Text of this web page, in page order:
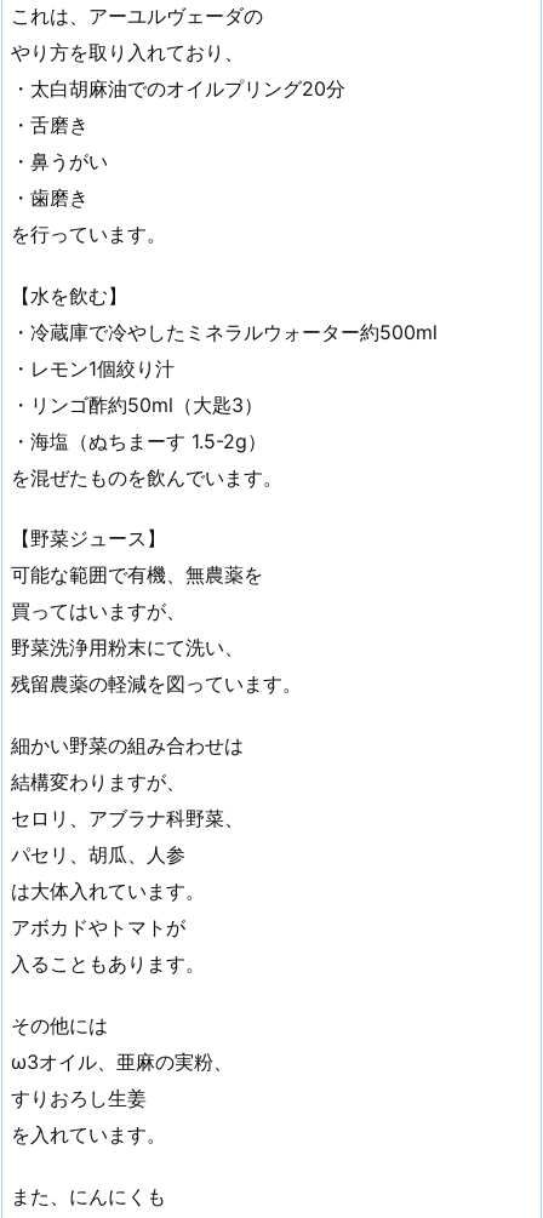
これは、アーユルヴェーダの
やり方を取り入れており、
・太白胡麻油でのオイルプリング20分
・舌磨き
・鼻うがい
・歯磨き
を行っています。
【水を飲む】
・冷蔵庫で冷やしたミネラルウォーター約500ml
・レモン1個絞り汁
・リンゴ酢約50ml（大匙3）
・海塩（ぬちまーす 1.5-2g）
を混ぜたものを飲んでいます。
【野菜ジュース】
可能な範囲で有機、無農薬を
買ってはいますが、
野菜洗浄用粉末にて洗い、
残留農薬の軽減を図っています。
細かい野菜の組み合わせは
結構変わりますが、
セロリ、アブラナ科野菜、
パセリ、胡瓜、人参
は大体入れています。
アボカドやトマトが
入ることもあります。
その他には
ω3オイル、亜麻の実粉、
すりおろし生姜
を入れています。
また、にんにくも